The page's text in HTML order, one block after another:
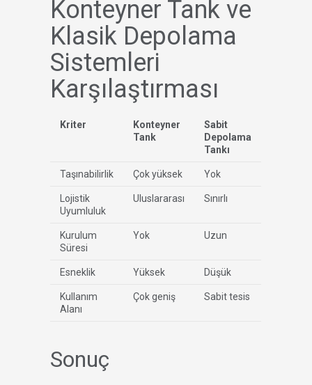
Konteyner Tank ve
Klasik Depolama
Sistemleri
Karşılaştırması
Kriter
Konteyner
Tank
Sabit
Depolama
Tankı
Taşınabilirlik Çok yüksek Yok
Lojistik
Uyumluluk
Uluslararası Sınırlı
Kurulum
Süresi
Yok Uzun
Esneklik Yüksek Düşük
Kullanım
Alanı
Çok geniş Sabit tesis
Sonuç